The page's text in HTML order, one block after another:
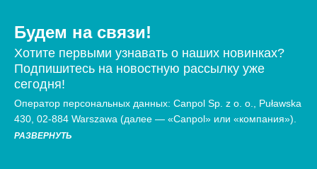
Будем на связи!
Хотите первыми узнавать о наших новинках?
Подпишитесь на новостную рассылку уже
сегодня!
Оператор персональных данных: Canpol Sp. z o. o., Puławska
430, 02-884 Warszawa (далее — «Canpol» или «компания»).
РАЗВЕРНУТЬ